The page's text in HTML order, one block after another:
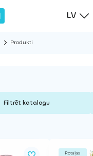
LV
Produkti
Rotaļas